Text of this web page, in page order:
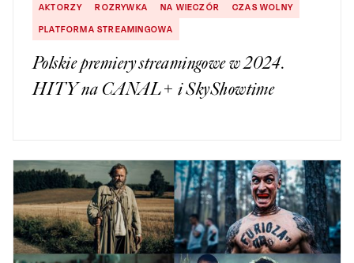
AKTORZY ROZRYWKA NA WIECZÓR
CZAS WOLNY
PLATFORMA STREAMINGOWA
Polskie premiery streamingowe w 2024.
HITY na CANAL+ i SkyShowtime